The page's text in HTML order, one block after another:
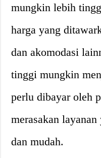
mungkin lebih
harga yang
dan akomodasi
tinggi mungkin
perlu dibayar oleh
merasakan
dan mudah.